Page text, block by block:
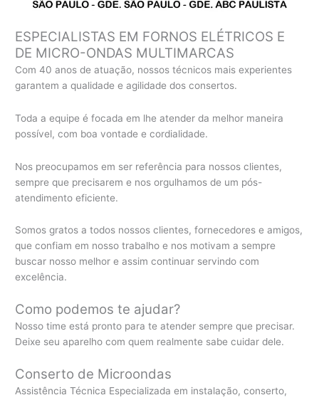
ESPECIALISTAS EM FORNOS ELÉTRICOS E
DE MICRO-ONDAS MULTIMARCAS
Com 40 anos de atuação, nossos técnicos mais experientes
garantem a qualidade e agilidade dos consertos.
Toda a equipe é focada em lhe atender da melhor maneira
possível, com boa vontade e cordialidade.
Nos preocupamos em ser referência para nossos clientes,
sempre que precisarem e nos orgulhamos de um pós-
atendimento eficiente.
Somos gratos a todos nossos clientes, fornecedores e amigos,
que confiam em nosso trabalho e nos motivam a sempre
buscar nosso melhor e assim continuar servindo com
excelência.
Como podemos te ajudar?
Nosso time está pronto para te atender sempre que precisar.
Deixe seu aparelho com quem realmente sabe cuidar dele.
Conserto de Microondas
Assistência Técnica Especializada em instalação, conserto,